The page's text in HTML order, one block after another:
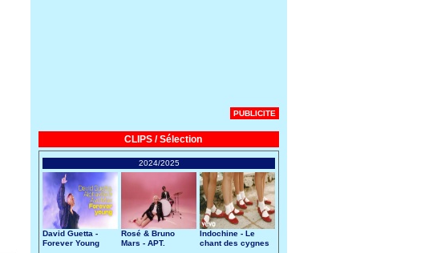
PUBLICITE
CLIPS / Sélection
2024/2025
David Guetta -
Forever Young
Rosé & Bruno
Mars - APT.
Indochine - Le
chant des cygnes